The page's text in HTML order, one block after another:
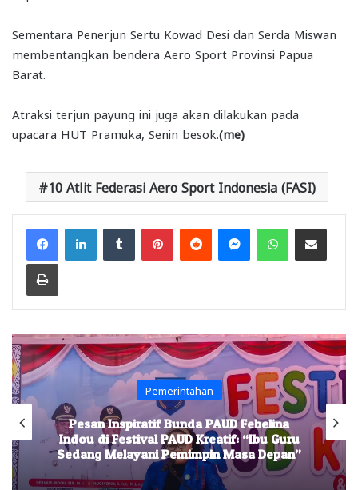
Sementara Penerjun Sertu Kowad Desi dan Serda Miswan
membentangkan bendera Aero Sport Provinsi Papua
Barat.
Atraksi terjun payung ini juga akan dilakukan pada
upacara HUT Pramuka, Senin besok. (me)
10 Atlit Federasi Aero Sport Indonesia (FASI)
FacebookLinkedInTumblr PinterestReddit MessengerWhatsAppShare via Email
Print
Pemerintahan
Pesan Inspiratif Bunda PAUD Febelina
Indou di Festival PAUD Kreatif: “Ibu Guru
Sedang Melayani Pemimpin Masa Depan”